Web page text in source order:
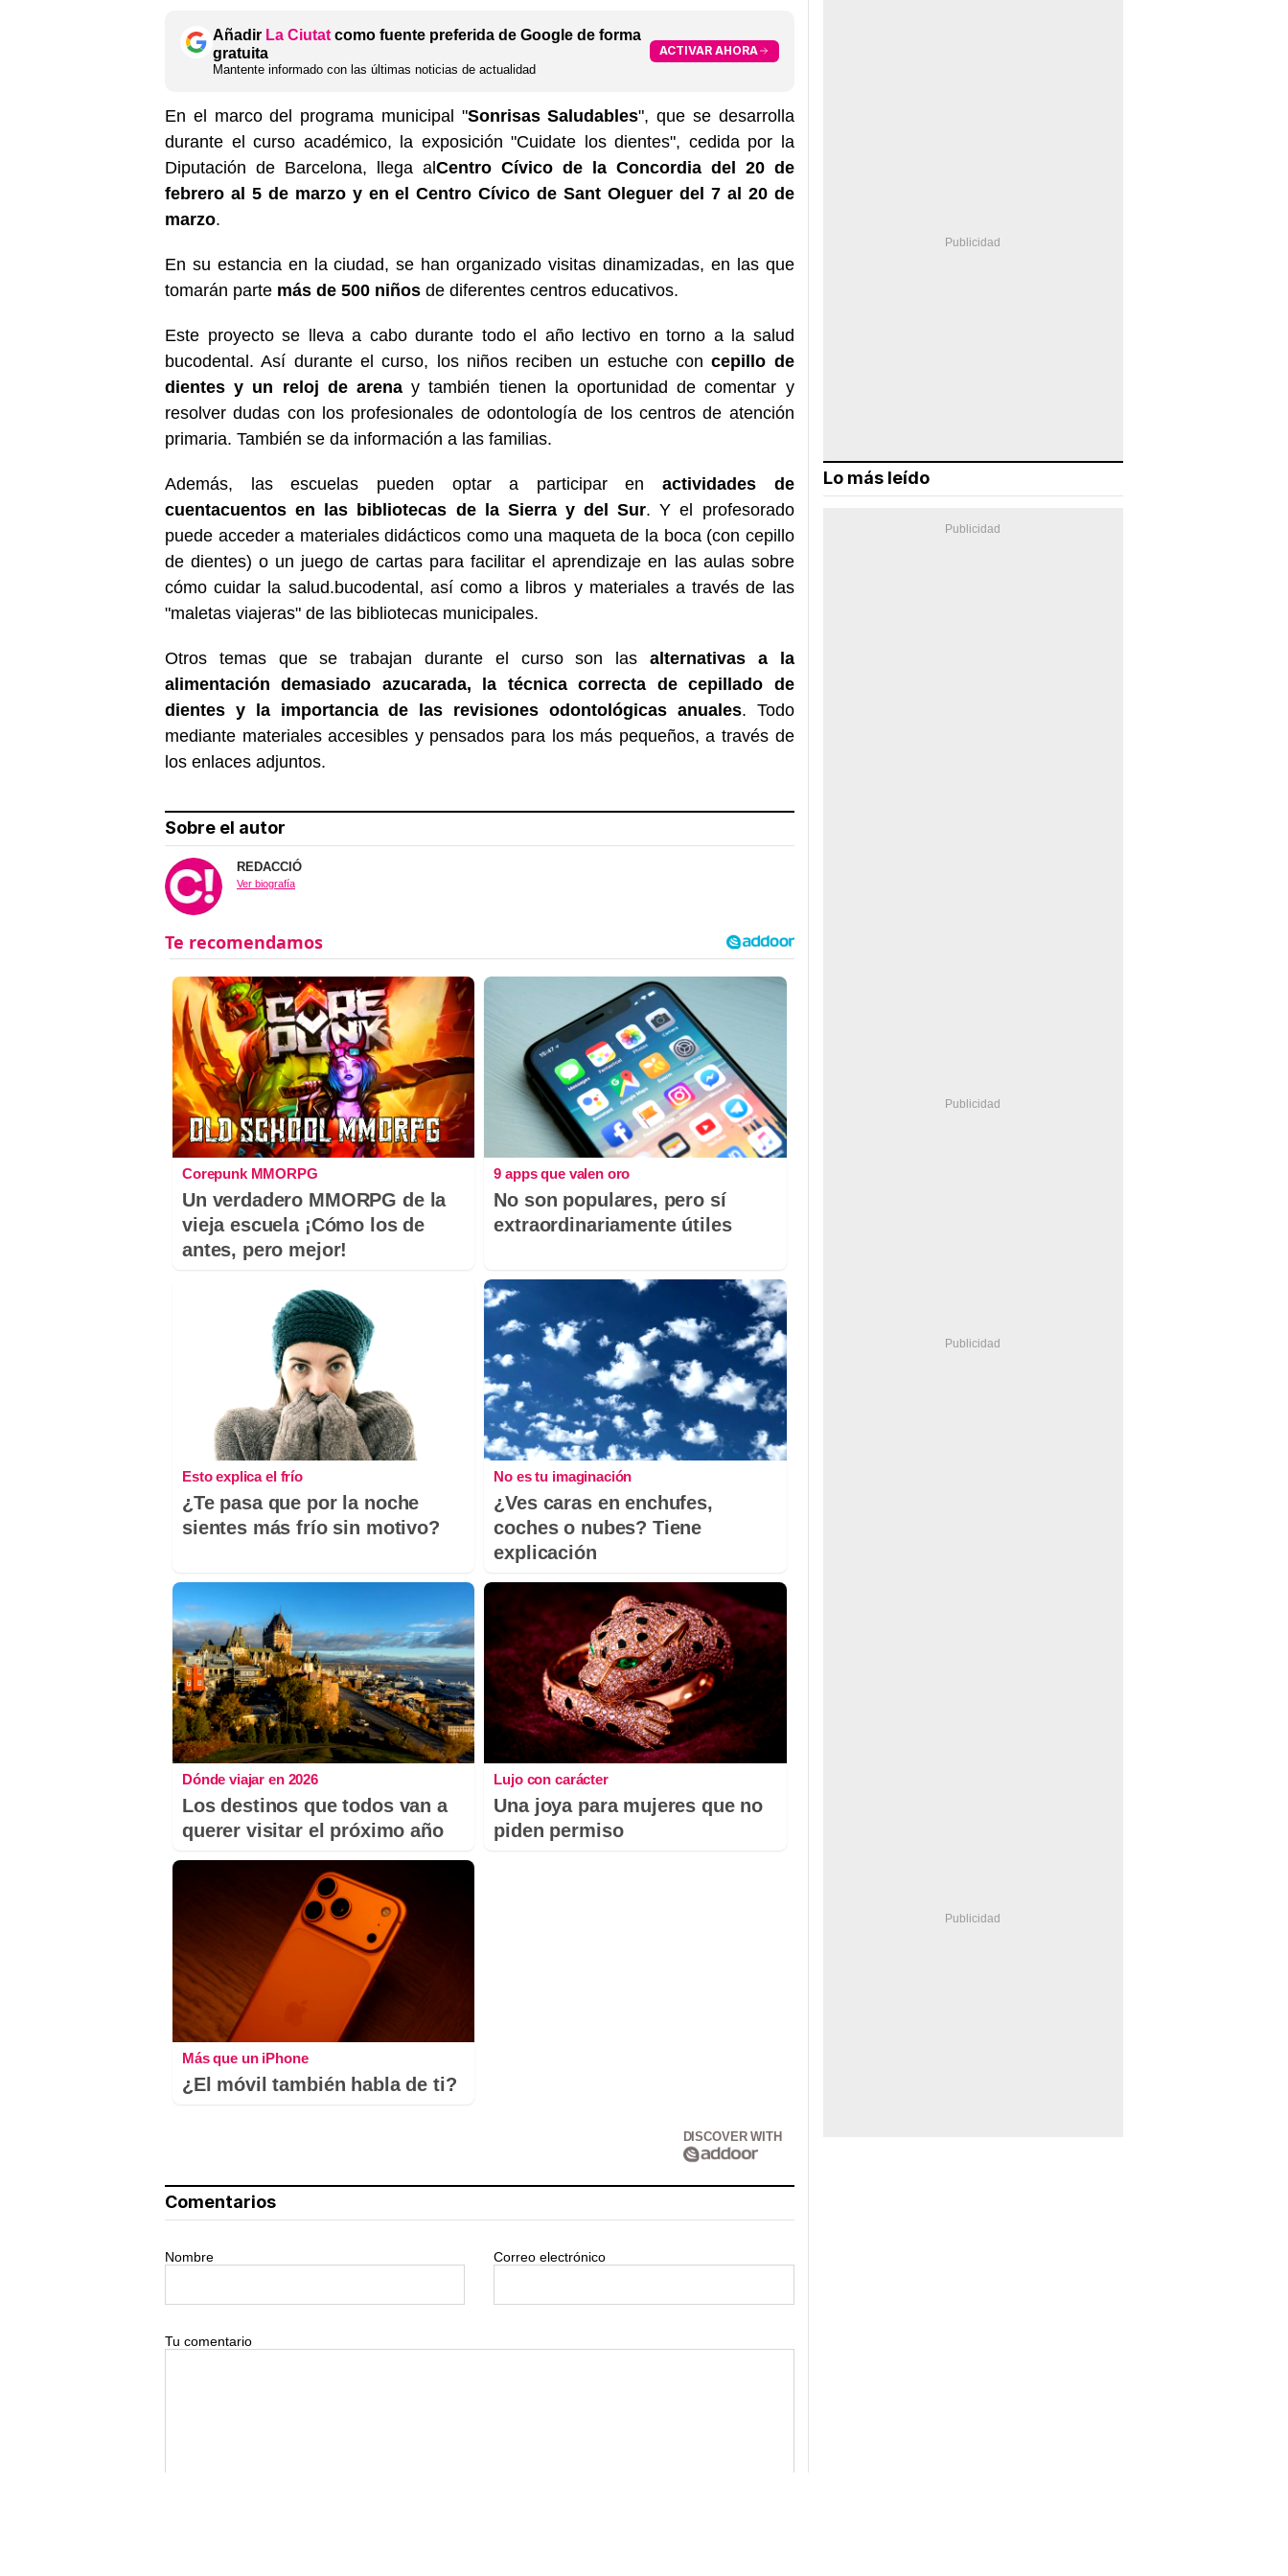
Añadir La Ciutat como fuente preferida de Google de forma
gratuita
Mantente informado con las últimas noticias de actualidad
ACTIVAR AHORA
En el marco del programa municipal "Sonrisas Saludables", que se desarrolla
durante el curso académico, la exposición "Cuidate los dientes", cedida por la
Diputación de Barcelona, llega alCentro Cívico de la Concordia del 20 de
febrero al 5 de marzo y en el Centro Cívico de Sant Oleguer del 7 al 20 de
marzo.
En su estancia en la ciudad, se han organizado visitas dinamizadas, en las que
tomarán parte más de 500 niños de diferentes centros educativos.
Este proyecto se lleva a cabo durante todo el año lectivo en torno a la salud
bucodental. Así durante el curso, los niños reciben un estuche con cepillo de
dientes y un reloj de arena y también tienen la oportunidad de comentar y
resolver dudas con los profesionales de odontología de los centros de atención
primaria. También se da información a las familias.
Además, las escuelas pueden optar a participar en actividades de
cuentacuentos en las bibliotecas de la Sierra y del Sur. Y el profesorado
puede acceder a materiales didácticos como una maqueta de la boca (con cepillo
de dientes) o un juego de cartas para facilitar el aprendizaje en las aulas sobre
cómo cuidar la salud.bucodental, así como a libros y materiales a través de las
"maletas viajeras" de las bibliotecas municipales.
Otros temas que se trabajan durante el curso son las alternativas a la
alimentación demasiado azucarada, la técnica correcta de cepillado de
dientes y la importancia de las revisiones odontológicas anuales. Todo
mediante materiales accesibles y pensados para los más pequeños, a través de
los enlaces adjuntos.
Sobre el autor
REDACCIÓ
Ver biografía
Corepunk MMORPG
Un verdadero MMORPG de la
vieja escuela ¡Cómo los de
antes, pero mejor!
9 apps que valen oro
No son populares, pero sí
extraordinariamente útiles
Esto explica el frío
¿Te pasa que por la noche
sientes más frío sin motivo?
No es tu imaginación
¿Ves caras en enchufes,
coches o nubes? Tiene
explicación
Dónde viajar en 2026
Los destinos que todos van a
querer visitar el próximo año
Lujo con carácter
Una joya para mujeres que no
piden permiso
Más que un iPhone
¿El móvil también habla de ti?
DISCOVER WITH
Comentarios
Nombre Correo electrónico
Tu comentario
Lo más leído